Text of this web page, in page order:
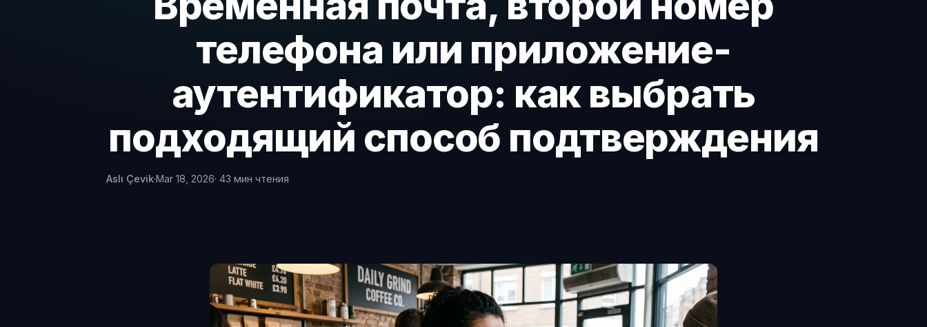
телефона или приложение-
аутентификатор: как выбрать
подходящий способ подтверждения
Aslı Çevik·Mar 18, 2026· 43 мин чтения